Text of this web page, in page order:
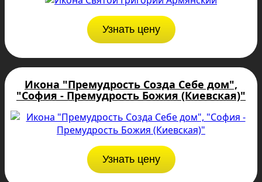
Узнать цену
Икона "Премудрость Созда Себе дом",
"София - Премудрость Божия (Киевская)"
Узнать цену